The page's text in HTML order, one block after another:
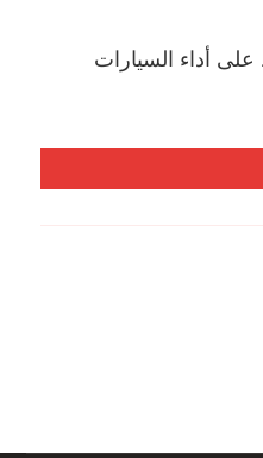
أداء السيارات